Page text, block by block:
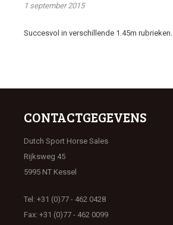
1 september 2015
Succesvol in verschillende 1.45m rubrieken.
CONTACTGEGEVENS
Dutch Sport Horse Sales
Rijksweg 45
5995 NT Kessel
Tel: +31 (0)77 - 462 0428
Fax: +31 (0)77 - 462 0099